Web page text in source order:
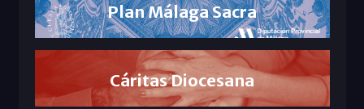
Plan Málaga Sacra
Cáritas Diocesana